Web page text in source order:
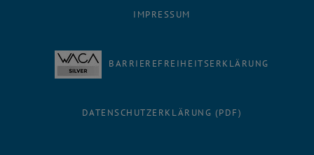
IMPRESSUM
BARRIEREFREIHEITSERKLÄRUNG
DATENSCHUTZERKLÄRUNG (PDF)